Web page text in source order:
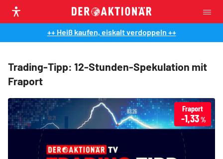
++ Heiß kaufen, eiskalt verdoppeln ++
Trading-Tipp: 12-Stunden-Spekulation mit
Fraport
Fraport
-1,33%